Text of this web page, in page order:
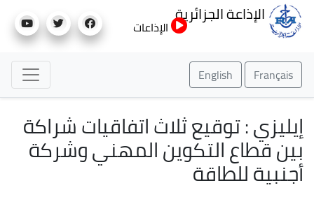
إلى
الإذاعة الجزائرية
الإذاعات
Français
English
إيليزي : توقيع ثلاث اتفاقيات شراكة
بين قطاع التكوين المهني وشركة
أجنبية للطاقة